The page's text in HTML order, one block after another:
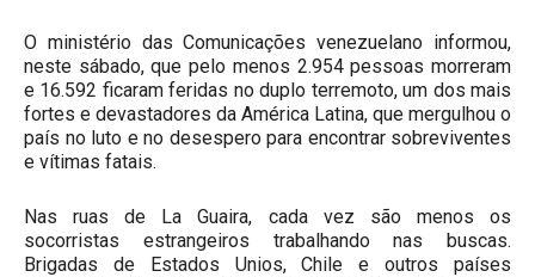
O ministério das Comunicações venezuelano informou,
neste sábado, que pelo menos 2.954 pessoas morreram
e 16.592 ficaram feridas no duplo terremoto, um dos mais
fortes e devastadores da América Latina, que mergulhou o
país no luto e no desespero para encontrar sobreviventes
e vítimas fatais.
Nas ruas de La Guaira, cada vez são menos os
socorristas estrangeiros trabalhando nas buscas.
Brigadas de Estados Unios, Chile e outros países